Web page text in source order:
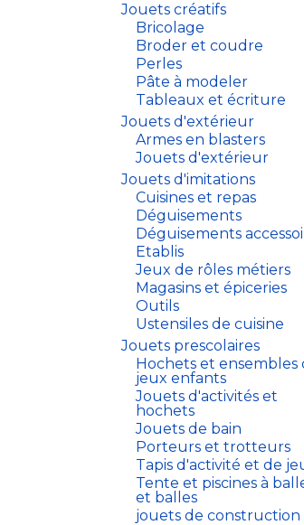
Jouets créatifs
Bricolage
Broder et coudre
Perles
Pâte à modeler
Tableaux et écriture
Jouets d'extérieur
Armes en blasters
Jouets d'extérieur
Jouets d'imitations
Cuisines et repas
Déguisements
Déguisements
Etablis
Jeux de rôles métiers
Magasins et épiceries
Outils
Ustensiles de cuisine
Jouets prescolaires
Hochets et ensembles
jeux enfants
Jouets d'activités et
hochets
Jouets de bain
Porteurs et trotteurs
Tapis d'activité et de
Tente et piscines à
et balles
jouets de construction